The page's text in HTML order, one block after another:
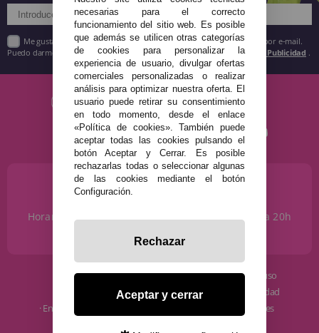
Me gustaría recibir descuentos exclusivos, novedades y tendencias por e-mail.
Puedo darme de baja cuando quiera según lo recogido en la Política de Publicidad .
¿NECESITAS AYUDA?
Horario de Lunes a Sábados de 10 a 14h y de 17 a 20h
info@disfracestuyyo.com
· Quiénes somos
· Envíos y Devoluciones
· Condiciones de uso
· Política de privacidad
· Política de cookies
necesarias para el correcto
funcionamiento del sitio web. Es posible
que además se utilicen otras categorías
de cookies para personalizar la
experiencia de usuario, divulgar ofertas
comerciales personalizadas o realizar
análisis para optimizar nuestra oferta. El
usuario puede retirar su consentimiento
en todo momento, desde el enlace
«Política de cookies». También puede
aceptar todas las cookies pulsando el
botón Aceptar y Cerrar. Es posible
rechazarlas todas o seleccionar algunas
de las cookies mediante el botón
Configuración.
Rechazar
Aceptar y cerrar